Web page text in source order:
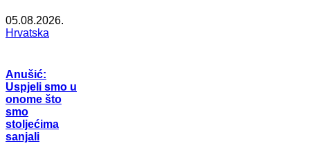
05.08.2026.
Hrvatska
Anušić:
Uspjeli smo u
onome što
smo
stoljećima
sanjali